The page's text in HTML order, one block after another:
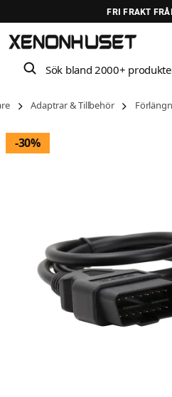
FRI FRAKT
Sök bland 2000+ produkter…
Adaptrar & Tillbehör
-30%